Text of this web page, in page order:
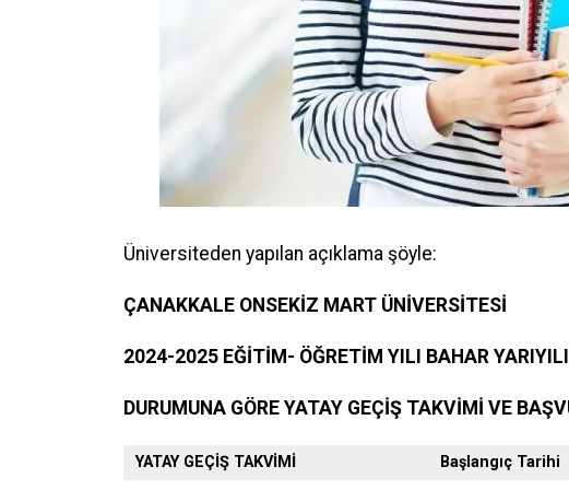
DGS ile yerleşen öğrencilerin DGS Sonuç belgesi
Kayıtlı olduğu Üniversiteye ait öğrenci belgesi
belgesinde
Kayıt Türü bilgisi yok ise eğitim
Yerleştirme Puanına Göre Yatay Geçiş
Öğrencinin kayıtlı olduğu Yükseköğretim
Üniversiteden yapılan açıklama şöyle:
ÇANAKKALE ONSEKİZ MART ÜNİVERSİTESİ
2024-2025 EĞİTİM- ÖĞRETİM YILI BAHAR
DURUMUNA GÖRE YATAY GEÇİŞ TAKVİMİ VE
YATAY GEÇİŞ TAKVİMİ Başlangıç Tarihi